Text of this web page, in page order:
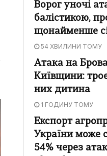
Ворог уночі
балістикою,
щонайменше
54 ХВИЛИНИ ТОМУ
Атака на
Київщини:
них дитина
1 ГОДИНУ ТОМУ
Експорт
України може
54% через